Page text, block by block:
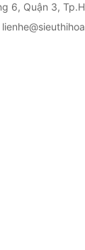
6, Quận 3,